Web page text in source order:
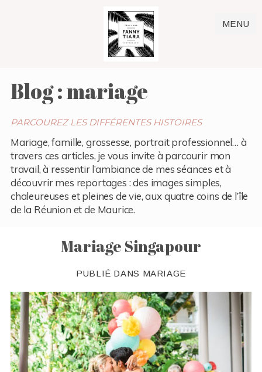
MENU
Blog : mariage
PARCOUREZ LES DIFFÉRENTES HISTOIRES
Mariage, famille, grossesse, portrait professionnel… à
travers ces articles, je vous invite à parcourir mon
travail, à ressentir l’ambiance de mes séances et à
découvrir mes reportages : des images simples,
chaleureuses et pleines de vie, aux quatre coins de l’île
de la Réunion et de Maurice.
Mariage Singapour
PUBLIÉ DANS MARIAGE